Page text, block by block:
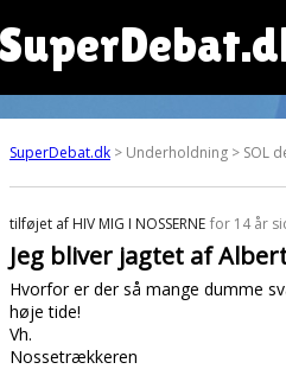
SuperDebat.dk > Underholdning > SOL
tilføjet af HIV MIG I NOSSERNE for 14 år
Jeg bliver jagtet af
Hvorfor er der så mange dumme
høje tide!
Vh.
Nossetrækkeren